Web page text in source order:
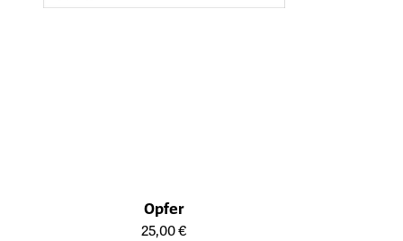
Opfer
Öffnet die Detailseite des Produkts
25,00 €